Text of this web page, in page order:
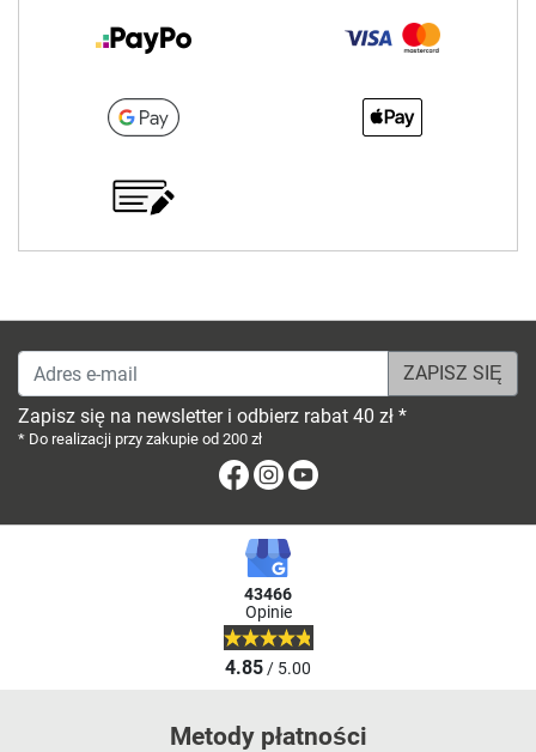
Adres e-mail
Zapisz się na newsletter i odbierz rabat 40 zł *
* Do realizacji przy zakupie od 200 zł
FacebookInstagram
43466
Opinie
4.85/ 5.00
Metody płatności